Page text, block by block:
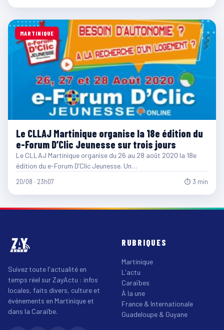
MARTINIQUE
Le CLLAJ Martinique organise la 18e édition du
e-Forum D’Clic Jeunesse sur trois jours
Le CLLAJ Martinique organise du 26 au 28 août 2020 la 18e
édition du e-Forum D’Clic Jeunesse. Un…
20/08 · 23h07 ⏱ 3 min
Suivez toute l'actualité en
temps réel sur ZayActu : infos
locales, faits divers, culture et
événements en Martinique et
dans la Caraïbe.
RUBRIQUES
Martinique
L'actu
Caraïbes
À la une
France & Internationale
Guadeloupe & Guyane